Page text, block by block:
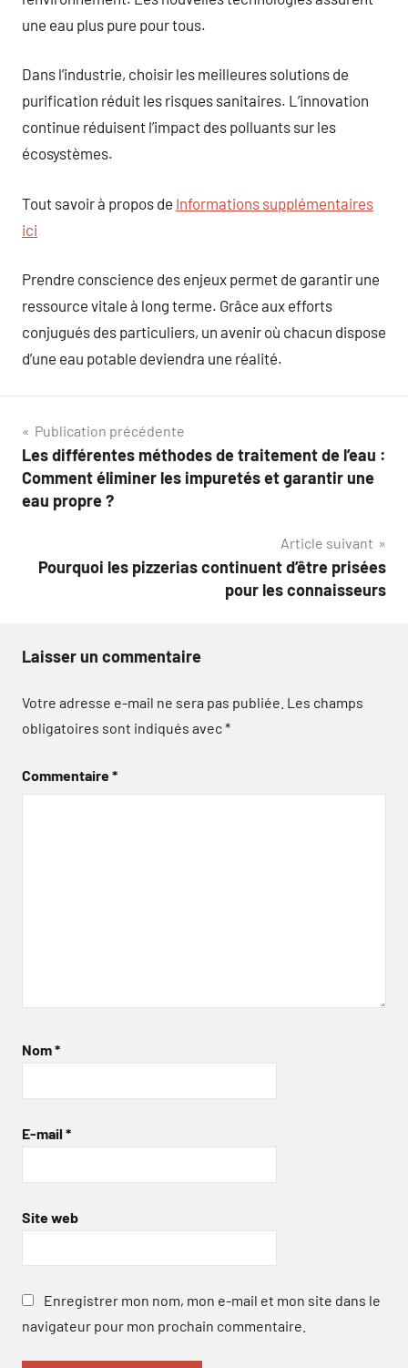
une eau plus pure pour tous.
Dans l’industrie, choisir les meilleures solutions de
purification réduit les risques sanitaires. L’innovation
continue réduisent l’impact des polluants sur les
écosystèmes.
Tout savoir à propos de Informations supplémentaires
ici
Prendre conscience des enjeux permet de garantir une
ressource vitale à long terme. Grâce aux efforts
conjugués des particuliers, un avenir où chacun dispose
d’une eau potable deviendra une réalité.
Navigation
de
l’article
Publication précédente
Les différentes méthodes de traitement de l’eau :
Comment éliminer les impuretés et garantir une
eau propre ?
Article suivant
Pourquoi les pizzerias continuent d’être prisées
pour les connaisseurs
Laisser un commentaire
Votre adresse e-mail ne sera pas publiée. Les champs
obligatoires sont indiqués avec*
Commentaire*
Nom*
E-mail *
Site web
Enregistrer mon nom, mon e-mail et mon site dans le
navigateur pour mon prochain commentaire.